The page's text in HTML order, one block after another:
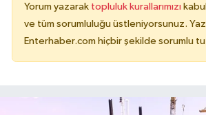
Yorum yazarak topluluk kurallarımızı
ve tüm sorumluluğu üstleniyorsunuz.
Enterhaber.com hiçbir şekilde sorumlu